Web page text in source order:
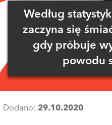
Według
zaczyna się
gdy próbuje
powodu
Dodano: 29.10.2020